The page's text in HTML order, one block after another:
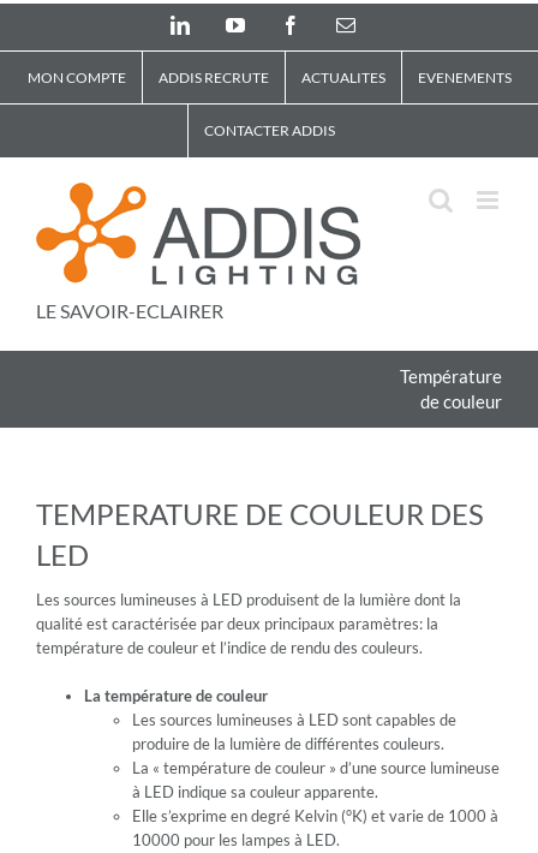
LinkedInYouTube FacebookEmail
MON COMPTE ADDIS RECRUTE ACTUALITES EVENEMENTS
CONTACTER ADDIS
LE SAVOIR-ECLAIRER
Température
de couleur
TEMPERATURE DE COULEUR DES
LED
Les sources lumineuses à LED produisent de la lumière dont la
qualité est caractérisée par deux principaux paramètres: la
température de couleur et l’indice de rendu des couleurs.
La température de couleur
Les sources lumineuses à LED sont capables de
produire de la lumière de différentes couleurs.
La « température de couleur » d’une source lumineuse
à LED indique sa couleur apparente.
Elle s’exprime en degré Kelvin (°K) et varie de 1000 à
10000 pour les lampes à LED.